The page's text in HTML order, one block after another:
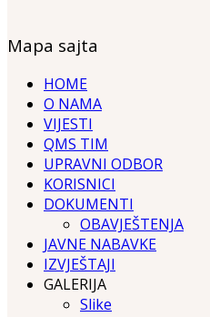
Mapa sajta
HOME
O NAMA
VIJESTI
QMS TIM
UPRAVNI ODBOR
KORISNICI
DOKUMENTI
OBAVJEŠTENJA
JAVNE NABAVKE
IZVJEŠTAJI
GALERIJA
Slike